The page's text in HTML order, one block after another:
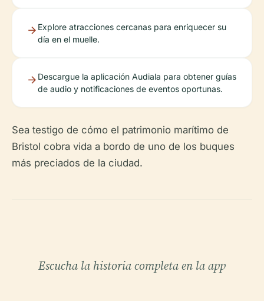
Explore atracciones cercanas para enriquecer su
día en el muelle.
Descargue la aplicación Audiala para obtener guías
de audio y notificaciones de eventos oportunas.
Sea testigo de cómo el patrimonio marítimo de
Bristol cobra vida a bordo de uno de los buques
más preciados de la ciudad.
Escucha la historia completa en la app